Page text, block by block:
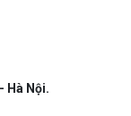
Hà Nội.